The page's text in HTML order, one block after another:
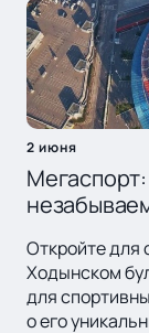
2 июня
Откройте для
Ходынском
для
о его